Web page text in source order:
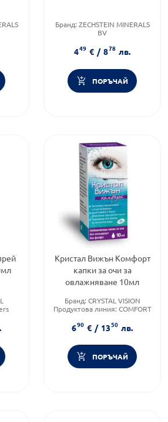
Бранд: ZECHSTEIN MINERALS
BV
Форма на продукта:
449 € / 878 лв.
ПОРЪЧАЙ
Кристал Вижън Комфорт
капки за очи за
овлажняване 10мл
Бранд: CRYSTAL VISION
Продуктова линия: COMFORT
690 € / 1350 лв.
ПОРЪЧАЙ